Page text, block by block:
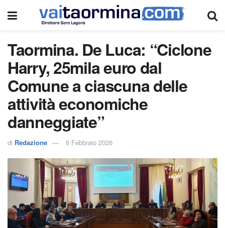
Taormina. De Luca: “Ciclone
Harry, 25mila euro dal
Comune a ciascuna delle
attività economiche
danneggiate”
di Redazione 6 Febbraio 2026